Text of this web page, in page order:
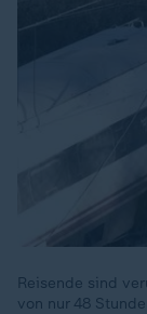
Reisende sind
von nur 48